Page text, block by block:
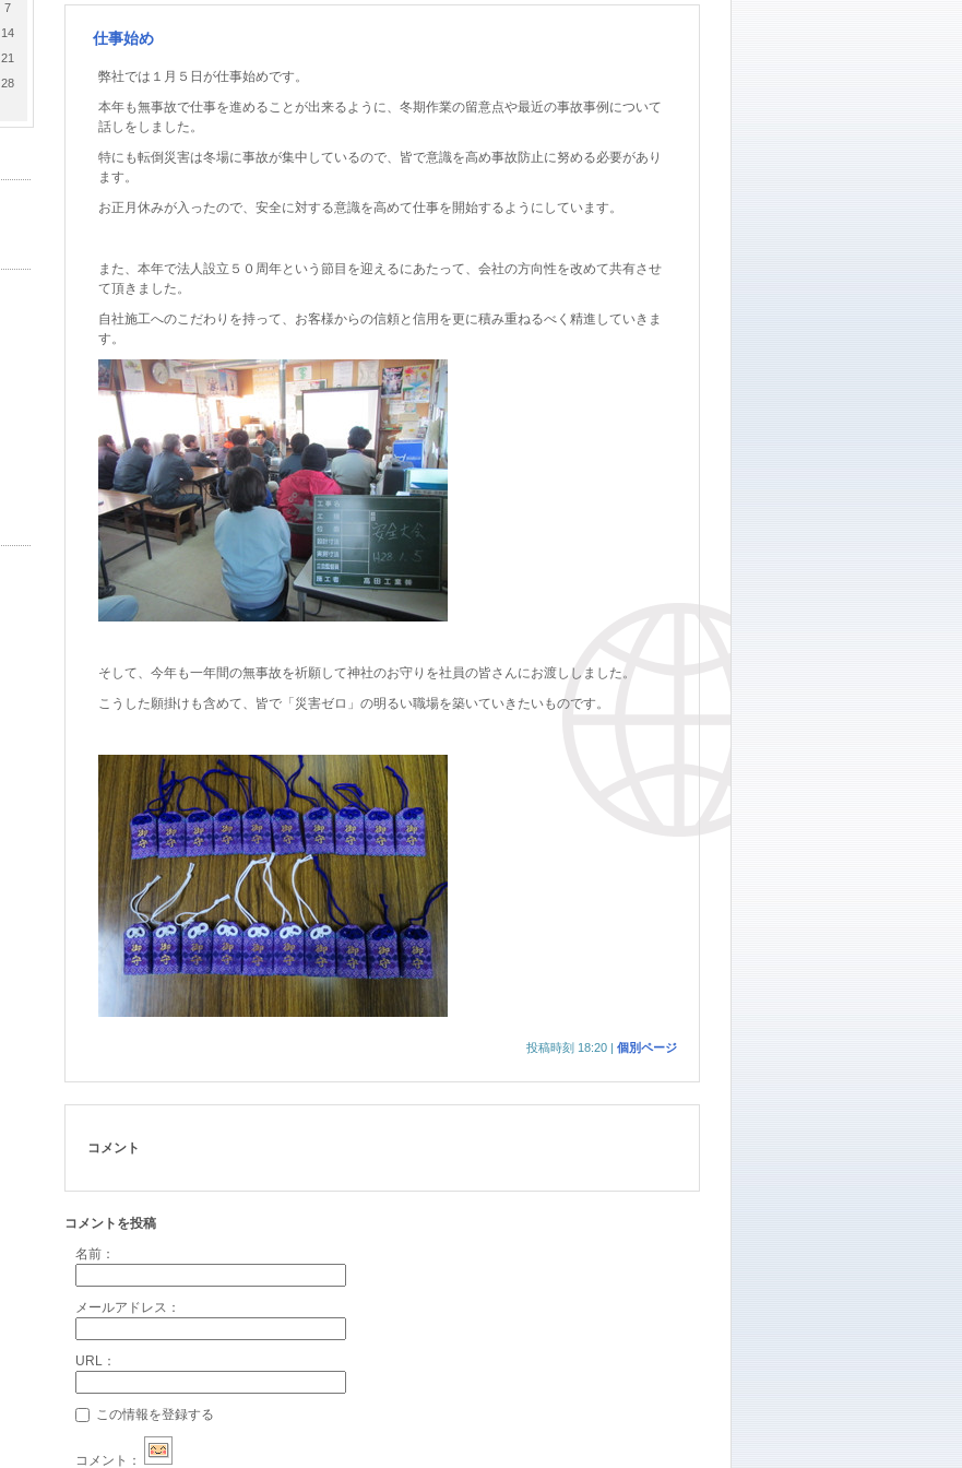
7
14
21
28
仕事始め
弊社では１月５日が仕事始めです。
本年も無事故で仕事を進めることが出来るように、冬期作業の留意点や最近の事故事例について
話しをしました。
特にも転倒災害は冬場に事故が集中しているので、皆で意識を高め事故防止に努める必要があり
ます。
お正月休みが入ったので、安全に対する意識を高めて仕事を開始するようにしています。
また、本年で法人設立５０周年という節目を迎えるにあたって、会社の方向性を改めて共有させ
て頂きました。
自社施工へのこだわりを持って、お客様からの信頼と信用を更に積み重ねるべく精進していきま
す。
そして、今年も一年間の無事故を祈願して神社のお守りを社員の皆さんにお渡ししました。
こうした願掛けも含めて、皆で「災害ゼロ」の明るい職場を築いていきたいものです。
投稿時刻 18:20 | 個別ページ
コメント
コメントを投稿
名前：
メールアドレス：
URL：
この情報を登録する
コメント：